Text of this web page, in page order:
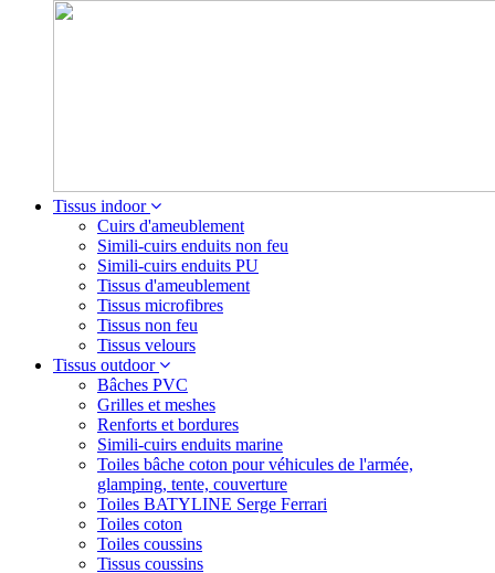
Tissus indoor
Cuirs d'ameublement
Simili-cuirs enduits non feu
Simili-cuirs enduits PU
Tissus d'ameublement
Tissus microfibres
Tissus non feu
Tissus velours
Tissus outdoor
Bâches PVC
Grilles et meshes
Renforts et bordures
Simili-cuirs enduits marine
Toiles bâche coton pour véhicules de l'armée,
glamping, tente, couverture
Toiles BATYLINE Serge Ferrari
Toiles coton
Toiles coussins
Tissus coussins